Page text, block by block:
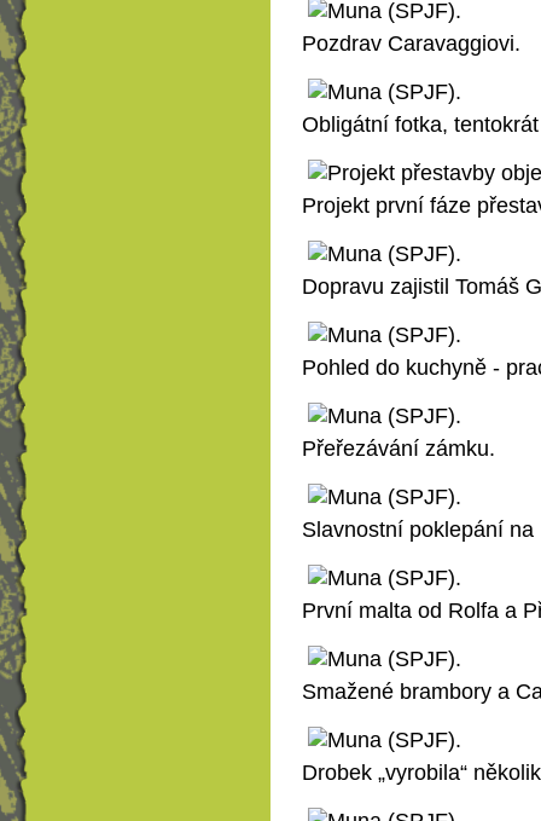
Pozdrav Caravaggiovi.
Obligátní fotka,
Projekt první fáze
Dopravu zajistil Tomáš
Pohled do kuchyně -
Přeřezávání zámku.
Slavnostní poklepání na
První malta od Rolfa a
Smažené brambory a
Drobek „vyrobila“